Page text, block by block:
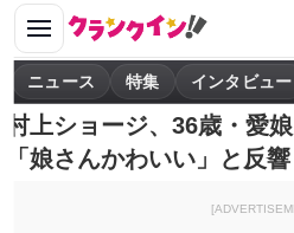
ニュース 特集 インタビュー
村上ショージ、36歳・愛
「娘さんかわいい」と反響